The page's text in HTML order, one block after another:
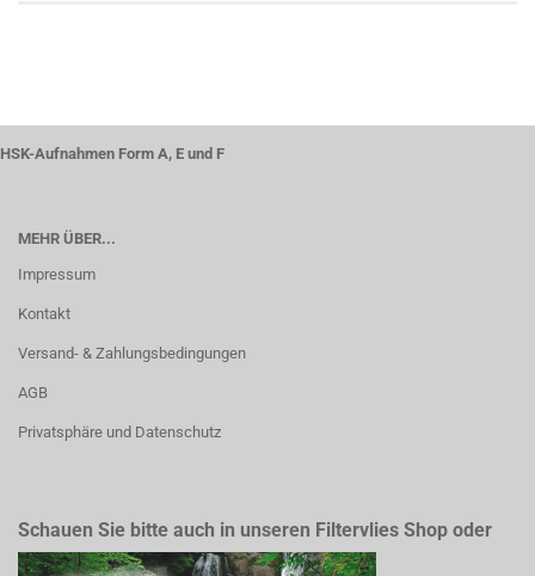
HSK-Aufnahmen Form A, E und F
MEHR ÜBER...
Impressum
Kontakt
Versand- & Zahlungsbedingungen
AGB
Privatsphäre und Datenschutz
Schauen Sie bitte auch in unseren Filtervlies Shop oder